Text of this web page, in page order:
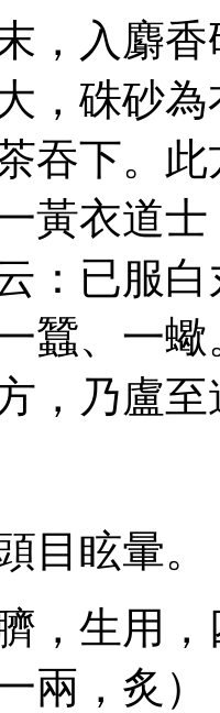
，入麝
，硃砂
吞下。
黃衣道
：已服
蠶、一
，乃盧
目眩暈。
，生用
，炙）